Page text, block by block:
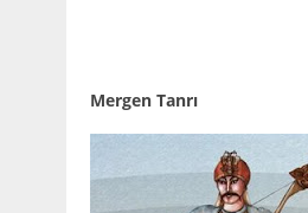
Mergen Tanrı